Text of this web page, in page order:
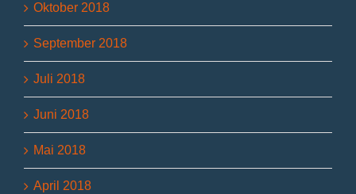
Oktober 2018
September 2018
Juli 2018
Juni 2018
Mai 2018
April 2018